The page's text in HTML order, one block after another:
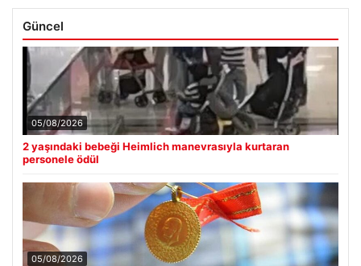
Güncel
05/08/2026
2 yaşındaki bebeği Heimlich manevrasıyla kurtaran
personele ödül
05/08/2026